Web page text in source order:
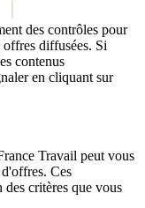
des contrôles pour
diffusées. Si
contenus
en cliquant sur
Travail peut vous
Ces
des critères que vous